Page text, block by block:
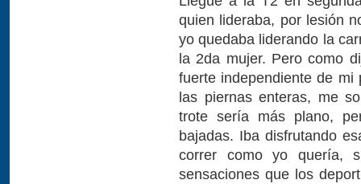
quien lideraba, por lesión
yo quedaba liderando la
la 2da mujer. Pero como
fuerte independiente de
las piernas enteras, me
trote sería más plano,
bajadas. Iba disfrutando
correr como yo quería,
sensaciones que los